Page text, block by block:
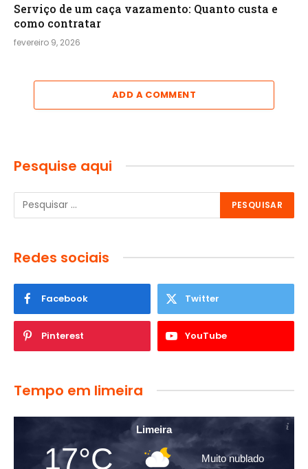
Serviço de um caça vazamento: Quanto custa e
como contratar
fevereiro 9, 2026
ADD A COMMENT
Pesquise aqui
Redes sociais
Facebook Twitter
Pinterest YouTube
Tempo em limeira
Limeira
17°C Muito nublado